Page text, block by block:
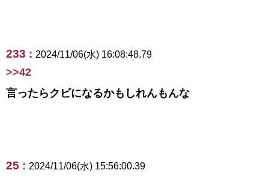
233 : 2024/11/06(水) 16:08:48.79
>>42
言ったらクビになるかもしれんもんな
25 : 2024/11/06(水) 15:56:00.39